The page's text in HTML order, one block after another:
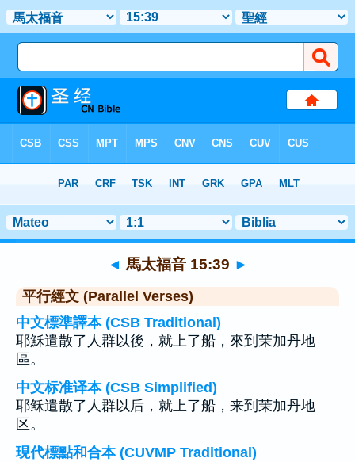
章 15> 聖經金句 39
◄ 馬太福音 15:39 ►
平行經文 (Parallel Verses)
中文標準譯本 (CSB Traditional)
耶穌遣散了人群以後，就上了船，來到茉加丹地
區。
中文标准译本 (CSB Simplified)
耶稣遣散了人群以后，就上了船，来到茉加丹地
区。
現代標點和合本 (CUVMP Traditional)